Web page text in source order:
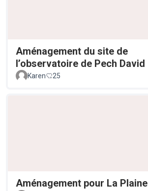
Aménagement du site de
l’observatoire de Pech David
Karen 25
Aménagement pour La Plaine